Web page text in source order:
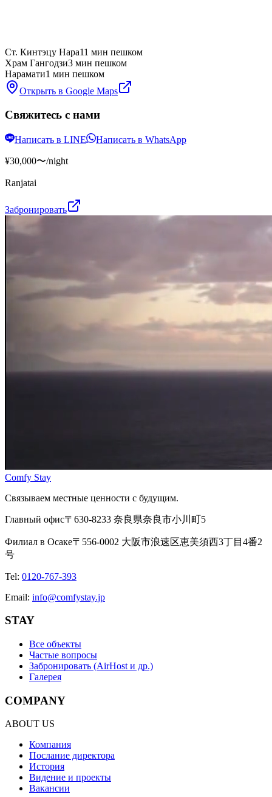
Ст. Кинтэцу Нара11 мин пешком
Храм Гангодзи3 мин пешком
Нарамати1 мин пешком
Открыть в Google Maps
Свяжитесь с нами
Написать в LINE Написать в WhatsApp
¥30,000〜/night
Ranjatai
Забронировать
Comfy Stay
Связываем местные ценности с будущим.
Главный офис〒630-8233 奈良県奈良市小川町5
Филиал в Осаке〒556-0002 大阪市浪速区恵美須西3丁目4番2
号
Tel: 0120-767-393
Email: info@comfystay.jp
STAY
Все объекты
Частые вопросы
Забронировать (AirHost и др.)
Галерея
COMPANY
ABOUT US
Компания
Послание директора
История
Видение и проекты
Вакансии